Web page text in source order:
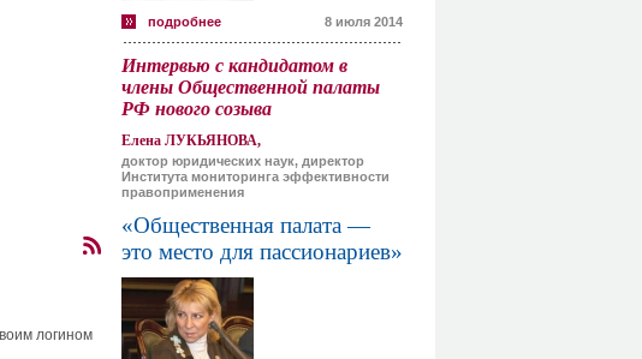
логином
подробнее 8 июля 2014
Интервью с кандидатом в
члены Общественной палаты
РФ нового созыва
Елена ЛУКЬЯНОВА,
доктор юридических наук, директор
Института мониторинга эффективности
правоприменения
«Общественная палата —
это место для пассионариев»